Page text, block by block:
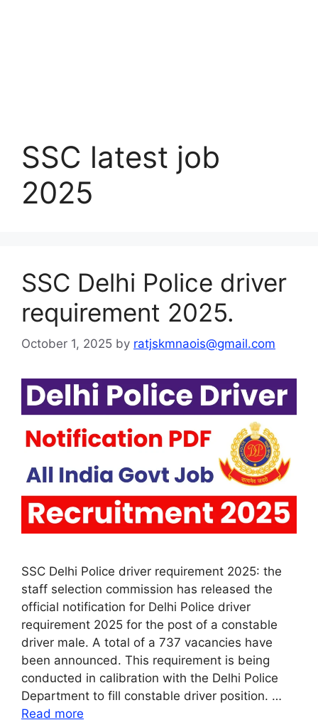
SSC latest job
2025
SSC Delhi Police driver
requirement 2025.
October 1, 2025 by ratjskmnaois@gmail.com
SSC Delhi Police driver requirement 2025: the
staff selection commission has released the
official notification for Delhi Police driver
requirement 2025 for the post of a constable
driver male. A total of a 737 vacancies have
been announced. This requirement is being
conducted in calibration with the Delhi Police
Department to fill constable driver position. …
Read more